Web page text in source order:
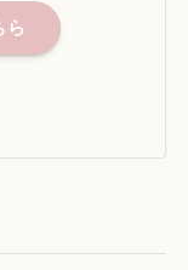
ら